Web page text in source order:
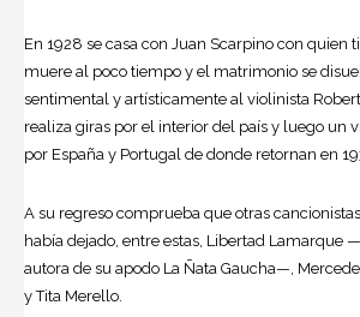
En 1928 se casa con Juan Scarpino con quien
muere al poco tiempo y el matrimonio se
sentimental y artísticamente al violinista
realiza giras por el interior del país y luego un
por España y Portugal de donde retornan en
A su regreso comprueba que otras
había dejado, entre estas, Libertad Lamarque
autora de su apodo La Ñata Gaucha—,
y Tita Merello.